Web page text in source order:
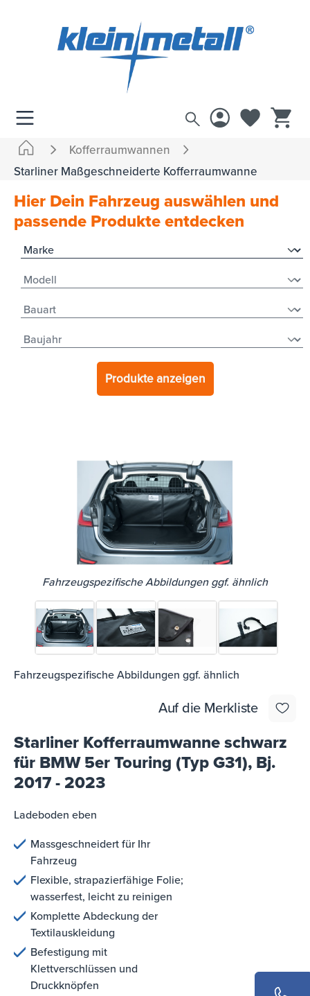
Kofferraumwannen
Starliner Maßgeschneiderte Kofferraumwanne
Hier Dein Fahrzeug auswählen und
passende Produkte entdecken
Produkte anzeigen
Fahrzeugspezifische Abbildungen ggf. ähnlich
Fahrzeugspezifische Abbildungen ggf. ähnlich
Auf die Merkliste
Starliner Kofferraumwanne schwarz
für BMW 5er Touring (Typ G31), Bj.
2017 - 2023
Ladeboden eben
Massgeschneidert für Ihr
Fahrzeug
Flexible, strapazierfähige Folie;
wasserfest, leicht zu reinigen
Komplette Abdeckung der
Textilauskleidung
Befestigung mit
Klettverschlüssen und
Druckknöpfen